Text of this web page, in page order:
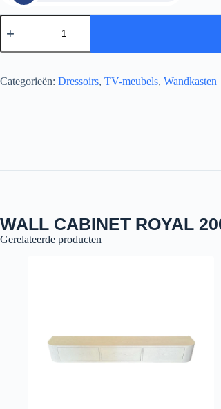
Categorieën: Dressoirs, TV-meubels, Wandkasten
WALL CABINET ROYAL
Gerelateerde producten